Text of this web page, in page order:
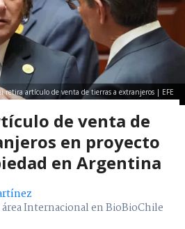
retira artículo de venta de tierras a extranjeros | EFE
de venta de
en proyecto
en Argentina
Internacional en BioBioChile